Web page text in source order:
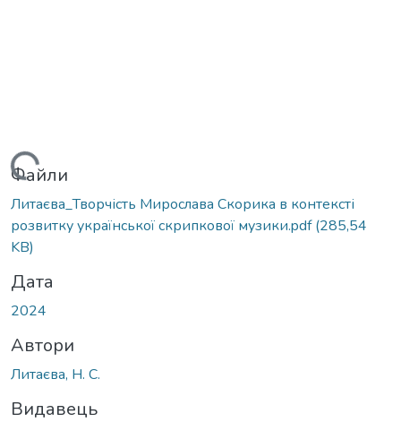
Файли
Литаєва_Творчість Мирослава Скорика в контексті
розвитку української скрипкової музики.pdf(285,54
KB)
Дата
2024
Автори
Литаєва, Н. С.
Видавець